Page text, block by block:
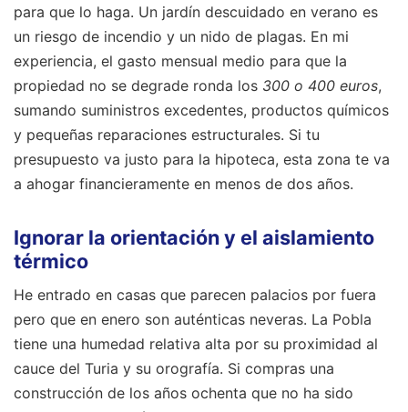
para que lo haga. Un jardín descuidado en verano es
un riesgo de incendio y un nido de plagas. En mi
experiencia, el gasto mensual medio para que la
propiedad no se degrade ronda los 300 o 400 euros,
sumando suministros excedentes, productos químicos
y pequeñas reparaciones estructurales. Si tu
presupuesto va justo para la hipoteca, esta zona te va
a ahogar financieramente en menos de dos años.
Ignorar la orientación y el aislamiento
térmico
He entrado en casas que parecen palacios por fuera
pero que en enero son auténticas neveras. La Pobla
tiene una humedad relativa alta por su proximidad al
cauce del Turia y su orografía. Si compras una
construcción de los años ochenta que no ha sido